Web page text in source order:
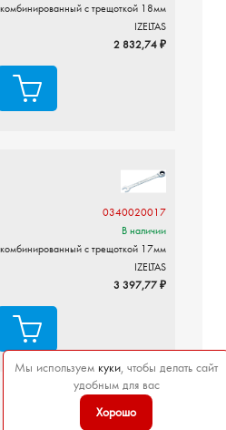
Мы используем куки, чтобы делать сайт
удобным для вас
Хорошо
с трещоткой 18мм
IZELTAS
2 832,74 ₽
0340020017
В наличии
с трещоткой 17мм
IZELTAS
3 397,77 ₽